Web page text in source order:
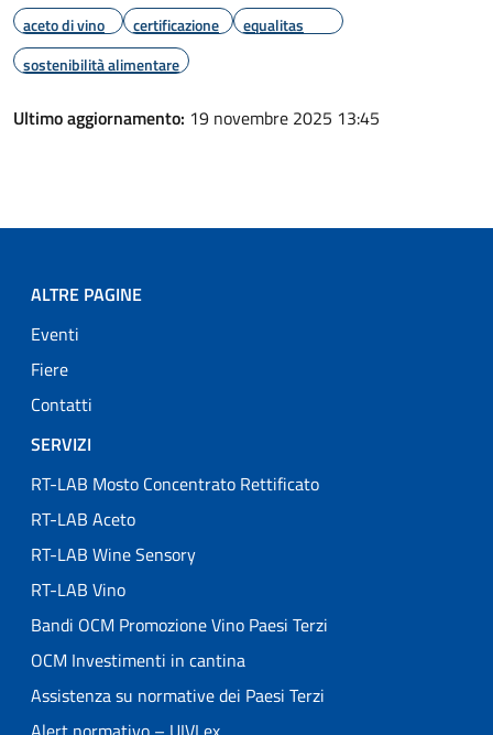
aceto di vino
certificazione
equalitas
sostenibilità alimentare
Ultimo aggiornamento: 19 novembre 2025 13:45
ALTRE PAGINE
Eventi
Fiere
Contatti
SERVIZI
RT-LAB Mosto Concentrato Rettificato
RT-LAB Aceto
RT-LAB Wine Sensory
RT-LAB Vino
Bandi OCM Promozione Vino Paesi Terzi
OCM Investimenti in cantina
Assistenza su normative dei Paesi Terzi